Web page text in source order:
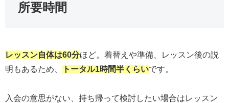
所要時間
レッスン自体は60分ほど。着替えや準備、レッスン後の説
明もあるため、
トータル1時間半くらいです。
入会の意思がない、持ち帰って検討したい場合はレッスン